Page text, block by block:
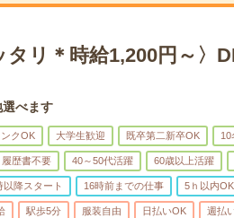
タリ＊時給1,200円～〉
べます
クOK 大学生歓迎 既卒第二新卒OK 10
履歴書不要 40～50代活躍 60歳以上活躍
以降スタート 16時前までの仕事 5ｈ以内OK
駅歩5分 服装自由 日払いOK 週払